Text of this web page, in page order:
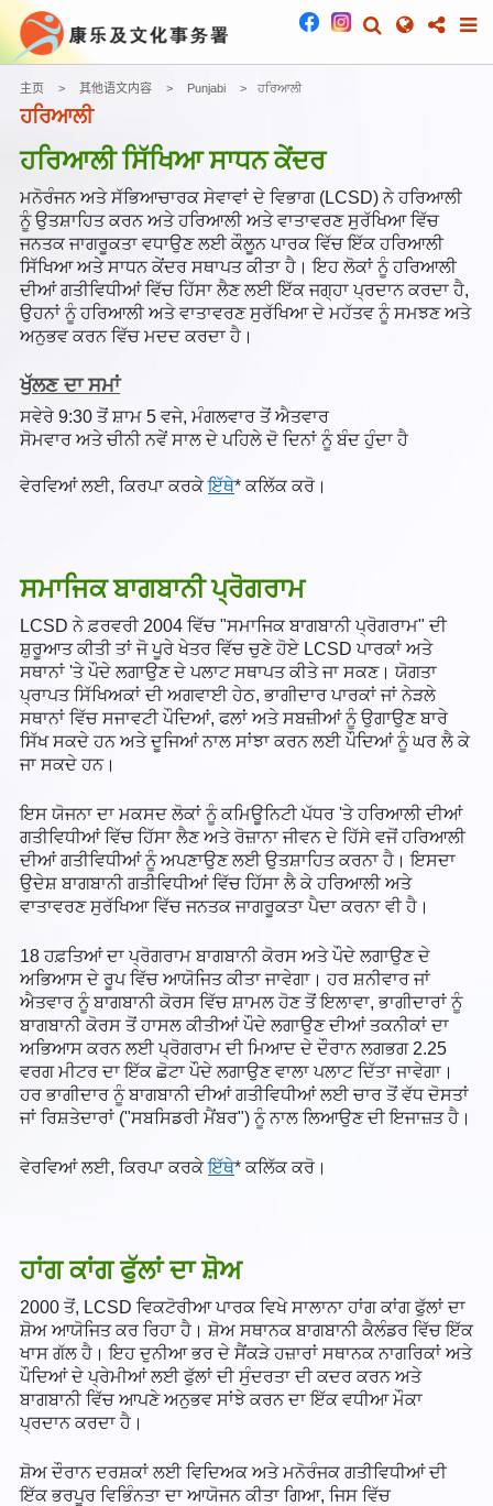
主页 其他语文内容 Punjabi ਹਰਿਆਲੀ
ਹਰਿਆਲੀ
ਹਰਿਆਲੀ ਸਿੱਖਿਆ ਸਾਧਨ ਕੇਂਦਰ
ਮਨੋਰੰਜਨ ਅਤੇ ਸੱਭਿਆਚਾਰਕ ਸੇਵਾਵਾਂ ਦੇ ਵਿਭਾਗ (LCSD) ਨੇ ਹਰਿਆਲੀ
ਨੂੰ ਉਤਸ਼ਾਹਿਤ ਕਰਨ ਅਤੇ ਹਰਿਆਲੀ ਅਤੇ ਵਾਤਾਵਰਣ ਸੁਰੱਖਿਆ ਵਿੱਚ
ਜਨਤਕ ਜਾਗਰੂਕਤਾ ਵਧਾਉਣ ਲਈ ਕੌਲੂਨ ਪਾਰਕ ਵਿੱਚ ਇੱਕ ਹਰਿਆਲੀ
ਸਿੱਖਿਆ ਅਤੇ ਸਾਧਨ ਕੇਂਦਰ ਸਥਾਪਤ ਕੀਤਾ ਹੈ। ਇਹ ਲੋਕਾਂ ਨੂੰ ਹਰਿਆਲੀ
ਦੀਆਂ ਗਤੀਵਿਧੀਆਂ ਵਿੱਚ ਹਿੱਸਾ ਲੈਣ ਲਈ ਇੱਕ ਜਗ੍ਹਾ ਪ੍ਰਦਾਨ ਕਰਦਾ ਹੈ,
ਉਹਨਾਂ ਨੂੰ ਹਰਿਆਲੀ ਅਤੇ ਵਾਤਾਵਰਣ ਸੁਰੱਖਿਆ ਦੇ ਮਹੱਤਵ ਨੂੰ ਸਮਝਣ ਅਤੇ
ਅਨੁਭਵ ਕਰਨ ਵਿੱਚ ਮਦਦ ਕਰਦਾ ਹੈ।
ਖੁੱਲਣ ਦਾ ਸਮਾਂ
ਸਵੇਰੇ 9:30 ਤੋਂ ਸ਼ਾਮ 5 ਵਜੇ, ਮੰਗਲਵਾਰ ਤੋਂ ਐਤਵਾਰ
ਸੋਮਵਾਰ ਅਤੇ ਚੀਨੀ ਨਵੇਂ ਸਾਲ ਦੇ ਪਹਿਲੇ ਦੋ ਦਿਨਾਂ ਨੂੰ ਬੰਦ ਹੁੰਦਾ ਹੈ
ਵੇਰਵਿਆਂ ਲਈ, ਕਿਰਪਾ ਕਰਕੇਇੱਥੇ* ਕਲਿੱਕ ਕਰੋ।
ਸਮਾਜਿਕ ਬਾਗਬਾਨੀ ਪ੍ਰੋਗਰਾਮ
LCSD ਨੇ ਫ਼ਰਵਰੀ 2004 ਵਿੱਚ "ਸਮਾਜਿਕ ਬਾਗਬਾਨੀ ਪ੍ਰੋਗਰਾਮ" ਦੀ
ਸ਼ੁਰੂਆਤ ਕੀਤੀ ਤਾਂ ਜੋ ਪੂਰੇ ਖੇਤਰ ਵਿੱਚ ਚੁਣੇ ਹੋਏ LCSD ਪਾਰਕਾਂ ਅਤੇ
ਸਥਾਨਾਂ 'ਤੇ ਪੌਦੇ ਲਗਾਉਣ ਦੇ ਪਲਾਟ ਸਥਾਪਤ ਕੀਤੇ ਜਾ ਸਕਣ। ਯੋਗਤਾ
ਪ੍ਰਾਪਤ ਸਿੱਖਿਅਕਾਂ ਦੀ ਅਗਵਾਈ ਹੇਠ, ਭਾਗੀਦਾਰ ਪਾਰਕਾਂ ਜਾਂ ਨੇੜਲੇ
ਸਥਾਨਾਂ ਵਿੱਚ ਸਜਾਵਟੀ ਪੌਦਿਆਂ, ਫਲਾਂ ਅਤੇ ਸਬਜ਼ੀਆਂ ਨੂੰ ਉਗਾਉਣ ਬਾਰੇ
ਸਿੱਖ ਸਕਦੇ ਹਨ ਅਤੇ ਦੂਜਿਆਂ ਨਾਲ ਸਾਂਝਾ ਕਰਨ ਲਈ ਪੌਦਿਆਂ ਨੂੰ ਘਰ ਲੈ ਕੇ
ਜਾ ਸਕਦੇ ਹਨ।
ਇਸ ਯੋਜਨਾ ਦਾ ਮਕਸਦ ਲੋਕਾਂ ਨੂੰ ਕਮਿਊਨਿਟੀ ਪੱਧਰ 'ਤੇ ਹਰਿਆਲੀ ਦੀਆਂ
ਗਤੀਵਿਧੀਆਂ ਵਿੱਚ ਹਿੱਸਾ ਲੈਣ ਅਤੇ ਰੋਜ਼ਾਨਾ ਜੀਵਨ ਦੇ ਹਿੱਸੇ ਵਜੋਂ ਹਰਿਆਲੀ
ਦੀਆਂ ਗਤੀਵਿਧੀਆਂ ਨੂੰ ਅਪਣਾਉਣ ਲਈ ਉਤਸ਼ਾਹਿਤ ਕਰਨਾ ਹੈ। ਇਸਦਾ
ਉਦੇਸ਼ ਬਾਗਬਾਨੀ ਗਤੀਵਿਧੀਆਂ ਵਿੱਚ ਹਿੱਸਾ ਲੈ ਕੇ ਹਰਿਆਲੀ ਅਤੇ
ਵਾਤਾਵਰਣ ਸੁਰੱਖਿਆ ਵਿੱਚ ਜਨਤਕ ਜਾਗਰੂਕਤਾ ਪੈਦਾ ਕਰਨਾ ਵੀ ਹੈ।
18 ਹਫ਼ਤਿਆਂ ਦਾ ਪ੍ਰੋਗਰਾਮ ਬਾਗਬਾਨੀ ਕੋਰਸ ਅਤੇ ਪੌਦੇ ਲਗਾਉਣ ਦੇ
ਅਭਿਆਸ ਦੇ ਰੂਪ ਵਿੱਚ ਆਯੋਜਿਤ ਕੀਤਾ ਜਾਵੇਗਾ। ਹਰ ਸ਼ਨੀਵਾਰ ਜਾਂ
ਐਤਵਾਰ ਨੂੰ ਬਾਗਬਾਨੀ ਕੋਰਸ ਵਿੱਚ ਸ਼ਾਮਲ ਹੋਣ ਤੋਂ ਇਲਾਵਾ, ਭਾਗੀਦਾਰਾਂ ਨੂੰ
ਬਾਗਬਾਨੀ ਕੋਰਸ ਤੋਂ ਹਾਸਲ ਕੀਤੀਆਂ ਪੌਦੇ ਲਗਾਉਣ ਦੀਆਂ ਤਕਨੀਕਾਂ ਦਾ
ਅਭਿਆਸ ਕਰਨ ਲਈ ਪ੍ਰੋਗਰਾਮ ਦੀ ਮਿਆਦ ਦੇ ਦੌਰਾਨ ਲਗਭਗ 2.25
ਵਰਗ ਮੀਟਰ ਦਾ ਇੱਕ ਛੋਟਾ ਪੌਦੇ ਲਗਾਉਣ ਵਾਲਾ ਪਲਾਟ ਦਿੱਤਾ ਜਾਵੇਗਾ।
ਹਰ ਭਾਗੀਦਾਰ ਨੂੰ ਬਾਗਬਾਨੀ ਦੀਆਂ ਗਤੀਵਿਧੀਆਂ ਲਈ ਚਾਰ ਤੋਂ ਵੱਧ ਦੋਸਤਾਂ
ਜਾਂ ਰਿਸ਼ਤੇਦਾਰਾਂ ("ਸਬਸਿਡਰੀ ਮੈਂਬਰ") ਨੂੰ ਨਾਲ ਲਿਆਉਣ ਦੀ ਇਜਾਜ਼ਤ ਹੈ।
ਵੇਰਵਿਆਂ ਲਈ, ਕਿਰਪਾ ਕਰਕੇਇੱਥੇ* ਕਲਿੱਕ ਕਰੋ।
ਹਾਂਗ ਕਾਂਗ ਫੁੱਲਾਂ ਦਾ ਸ਼ੋਅ
2000 ਤੋਂ, LCSD ਵਿਕਟੋਰੀਆ ਪਾਰਕ ਵਿਖੇ ਸਾਲਾਨਾ ਹਾਂਗ ਕਾਂਗ ਫੁੱਲਾਂ ਦਾ
ਸ਼ੋਅ ਆਯੋਜਿਤ ਕਰ ਰਿਹਾ ਹੈ। ਸ਼ੋਅ ਸਥਾਨਕ ਬਾਗਬਾਨੀ ਕੈਲੰਡਰ ਵਿੱਚ ਇੱਕ
ਖਾਸ ਗੱਲ ਹੈ। ਇਹ ਦੁਨੀਆ ਭਰ ਦੇ ਸੈਂਕੜੇ ਹਜ਼ਾਰਾਂ ਸਥਾਨਕ ਨਾਗਰਿਕਾਂ ਅਤੇ
ਪੌਦਿਆਂ ਦੇ ਪ੍ਰੇਮੀਆਂ ਲਈ ਫੁੱਲਾਂ ਦੀ ਸੁੰਦਰਤਾ ਦੀ ਕਦਰ ਕਰਨ ਅਤੇ
ਬਾਗਬਾਨੀ ਵਿੱਚ ਆਪਣੇ ਅਨੁਭਵ ਸਾਂਝੇ ਕਰਨ ਦਾ ਇੱਕ ਵਧੀਆ ਮੌਕਾ
ਪ੍ਰਦਾਨ ਕਰਦਾ ਹੈ।
ਸ਼ੋਅ ਦੌਰਾਨ ਦਰਸ਼ਕਾਂ ਲਈ ਵਿਦਿਅਕ ਅਤੇ ਮਨੋਰੰਜਕ ਗਤੀਵਿਧੀਆਂ ਦੀ
ਇੱਕ ਭਰਪੂਰ ਵਿਭਿੰਨਤਾ ਦਾ ਆਯੋਜਨ ਕੀਤਾ ਗਿਆ, ਜਿਸ ਵਿੱਚ